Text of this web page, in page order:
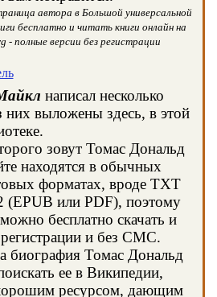
автора в Большой универсальной
бесплатно и читать книги онлайн на
- полные версии без регистрации
написал несколько
них выложены здесь, в этой
зовут Томас Дональд
находятся в обычных
форматах, вроде TXT
(EPUB или PDF), поэтому
бесплатно скачать и
регистрации и без СМС.
биография Томас Дональд
ее в Википедии,
ресурсом, дающим